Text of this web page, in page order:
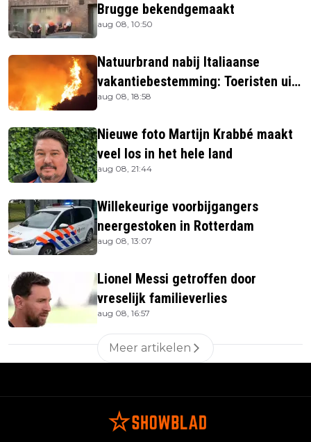
Brugge bekendgemaakt
aug 08, 10:50
Natuurbrand nabij Italiaanse
vakantiebestemming: Toeristen uit
verblijven gehaald
aug 08, 18:58
Nieuwe foto Martijn Krabbé maakt
veel los in het hele land
aug 08, 21:44
Willekeurige voorbijgangers
neergestoken in Rotterdam
aug 08, 13:07
Lionel Messi getroffen door
vreselijk familieverlies
aug 08, 16:57
Meer artikelen